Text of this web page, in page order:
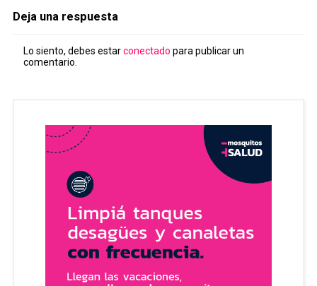
Deja una respuesta
Lo siento, debes estarconectado para publicar un
comentario.